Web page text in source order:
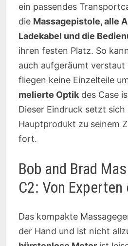
ein passendes
die Massagepistole, alle
Ladekabel und die
ihren festen Platz. So
auch aufgeräumt verstaut
fliegen keine Einzelteile
melierte Optikdes Case
Dieser Eindruck setzt sich
Hauptprodukt zu seinem
fort.
Bob and Brad
C2: Von
Das kompakte
der Hand und ist nicht